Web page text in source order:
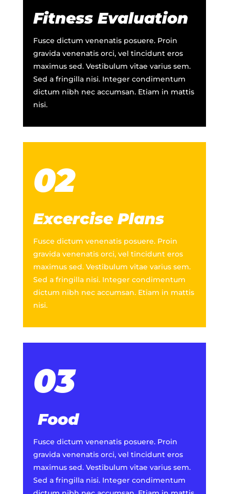
Fitness Evaluation
Fusce dictum venenatis posuere. Proin
gravida venenatis orci, vel tincidunt eros
maximus sed. Vestibulum vitae varius sem.
Sed a fringilla nisi. Integer condimentum
dictum nibh nec accumsan. Etiam in mattis
nisi.
02
Excercise Plans
Fusce dictum venenatis posuere. Proin
gravida venenatis orci, vel tincidunt eros
maximus sed. Vestibulum vitae varius sem.
Sed a fringilla nisi. Integer condimentum
dictum nibh nec accumsan. Etiam in mattis
nisi.
03
Food
Fusce dictum venenatis posuere. Proin
gravida venenatis orci, vel tincidunt eros
maximus sed. Vestibulum vitae varius sem.
Sed a fringilla nisi. Integer condimentum